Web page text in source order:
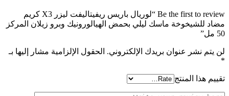
Be the first to review “لوريال باريس ريفيتاليفت ليزر X3 كريم
مضاد للشيخوخة ماسك ليلي بحمض الهيالورونيك وبرو زيلان المركز
50 مل”
لن يتم نشر عنوان بريدك الإلكتروني. الحقول الإلزامية مشار إليها بـ
*
تقييم هذا المنتج